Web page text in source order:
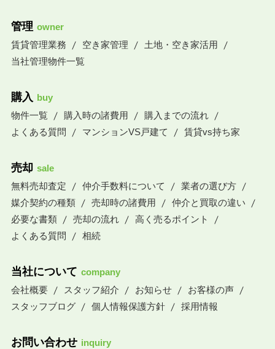
管理 owner
賃貸管理業務
空き家管理
土地・空き家活用
当社管理物件一覧
購入 buy
物件一覧
購入時の諸費用
購入までの流れ
よくある質問
マンションVS戸建て 賃貸vs持ち家
売却 sale
無料売却査定
仲介手数料について
業者の選び方
媒介契約の種類
売却時の諸費用
仲介と買取の違い
必要な書類
売却の流れ
高く売るポイント
よくある質問
相続
当社について company
会社概要
スタッフ紹介 お知らせ
お客様の声
スタッフブログ
個人情報保護方針 採用情報
お問い合わせ inquiry